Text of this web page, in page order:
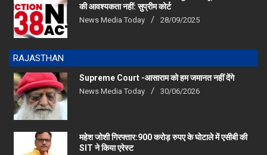
News Media Today 28/09/2025
News Media Today 30/06/2026
SIT ने किया एरेस्‍ट
News Media Today